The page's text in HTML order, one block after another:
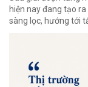
hiện nay đang tạo
sàng lọc, hướng tới